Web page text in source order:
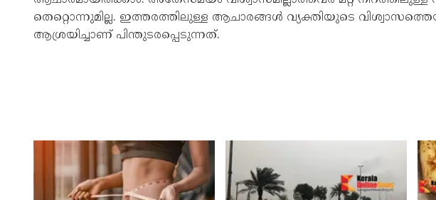
തെറ്റൊന്നുമില്ല. ഇത്തരത്തിലുള്ള ആചാരങ്ങൾ വ്യക്തിയുടെ
ആശ്രയിച്ചാണ് പിന്തുടരപ്പെടുന്നത്.